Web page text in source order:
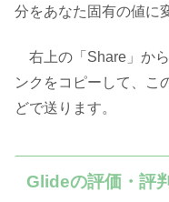
分をあなた固有の値に
右上の「Share」か
ンクをコピーして、こ
どで送ります。
Glideの評価・評判